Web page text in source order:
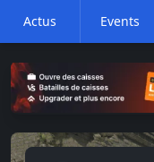
Actus Events